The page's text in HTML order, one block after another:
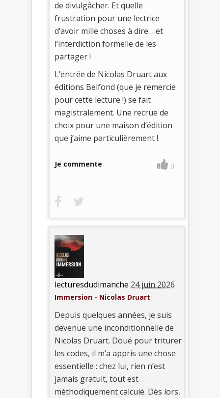
de divulgâcher. Et quelle
frustration pour une lectrice
d’avoir mille choses à dire… et
l’interdiction formelle de les
partager !
L’entrée de Nicolas Druart aux
éditions Belfond (que je remercie
pour cette lecture !) se fait
magistralement. Une recrue de
choix pour une maison d’édition
que j’aime particulièrement !
Je commente 0
lecturesdudimanche 24 juin 2026
Immersion - Nicolas Druart
Depuis quelques années, je suis
devenue une inconditionnelle de
Nicolas Druart. Doué pour triturer
les codes, il m’a appris une chose
essentielle : chez lui, rien n’est
jamais gratuit, tout est
méthodiquement calculé. Dès lors,